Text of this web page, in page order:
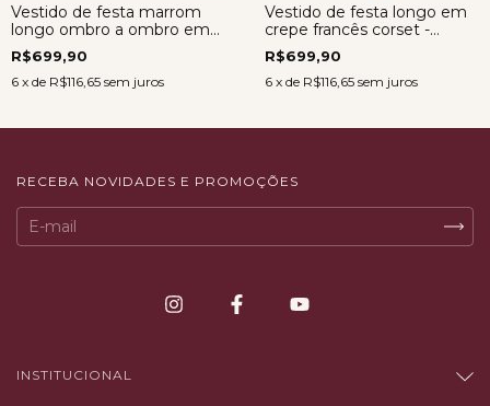
Vestido de festa marrom
longo ombro a ombro em
crepe francês – Larissa
R$699,90
6 x de R$116,65 sem juros
Vestido de festa longo em
crepe francês corset -
Vestido Samanta MARROM
R$699,90
6 x de R$116,65 sem juros
RECEBA NOVIDADES E PROMOÇÕES
INSTITUCIONAL